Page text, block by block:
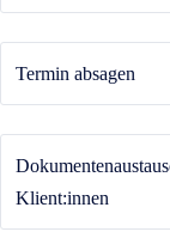
Termin absagen
Klient:innen